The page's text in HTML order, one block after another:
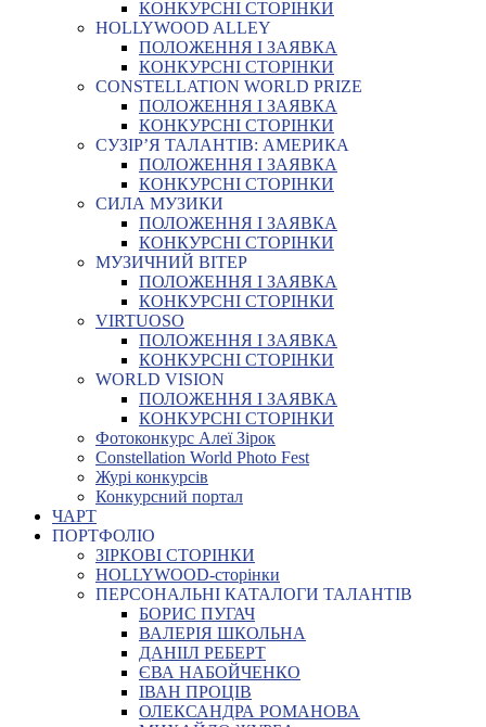
КОНКУРСНІ СТОРІНКИ
HOLLYWOOD ALLEY
ПОЛОЖЕННЯ І ЗАЯВКА
КОНКУРСНІ СТОРІНКИ
CONSTELLATION WORLD PRIZE
ПОЛОЖЕННЯ І ЗАЯВКА
КОНКУРСНІ СТОРІНКИ
СУЗІР’Я ТАЛАНТІВ: АМЕРИКА
ПОЛОЖЕННЯ І ЗАЯВКА
КОНКУРСНІ СТОРІНКИ
СИЛА МУЗИКИ
ПОЛОЖЕННЯ І ЗАЯВКА
КОНКУРСНІ СТОРІНКИ
МУЗИЧНИЙ ВІТЕР
ПОЛОЖЕННЯ І ЗАЯВКА
КОНКУРСНІ СТОРІНКИ
VIRTUOSO
ПОЛОЖЕННЯ І ЗАЯВКА
КОНКУРСНІ СТОРІНКИ
WORLD VISION
ПОЛОЖЕННЯ І ЗАЯВКА
КОНКУРСНІ СТОРІНКИ
Фотоконкурс Алеї Зірок
Constellation World Photo Fest
Журі конкурсів
Конкурсний портал
ЧАРТ
ПОРТФОЛІО
ЗІРКОВІ СТОРІНКИ
HOLLYWOOD-сторінки
ПЕРСОНАЛЬНІ КАТАЛОГИ ТАЛАНТІВ
БОРИС ПУГАЧ
ВАЛЕРІЯ ШКОЛЬНА
ДАНІІЛ РЕБЕРТ
ЄВА НАБОЙЧЕНКО
ІВАН ПРОЦІВ
ОЛЕКСАНДРА РОМАНОВА